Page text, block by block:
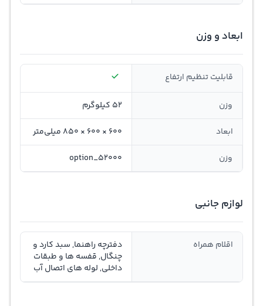
ابعاد و وزن
قابلیت تنظیم ارتفاع
وزن 52 کیلوگرم
ابعاد 600 × 600 × 850 میلی‌متر
وزن option_52000
لوازم جانبی
اقلام همراه
دفترچه راهنما, سبد کارد و
چنگال, قفسه ها و طبقات
داخلی, لوله های اتصال آب